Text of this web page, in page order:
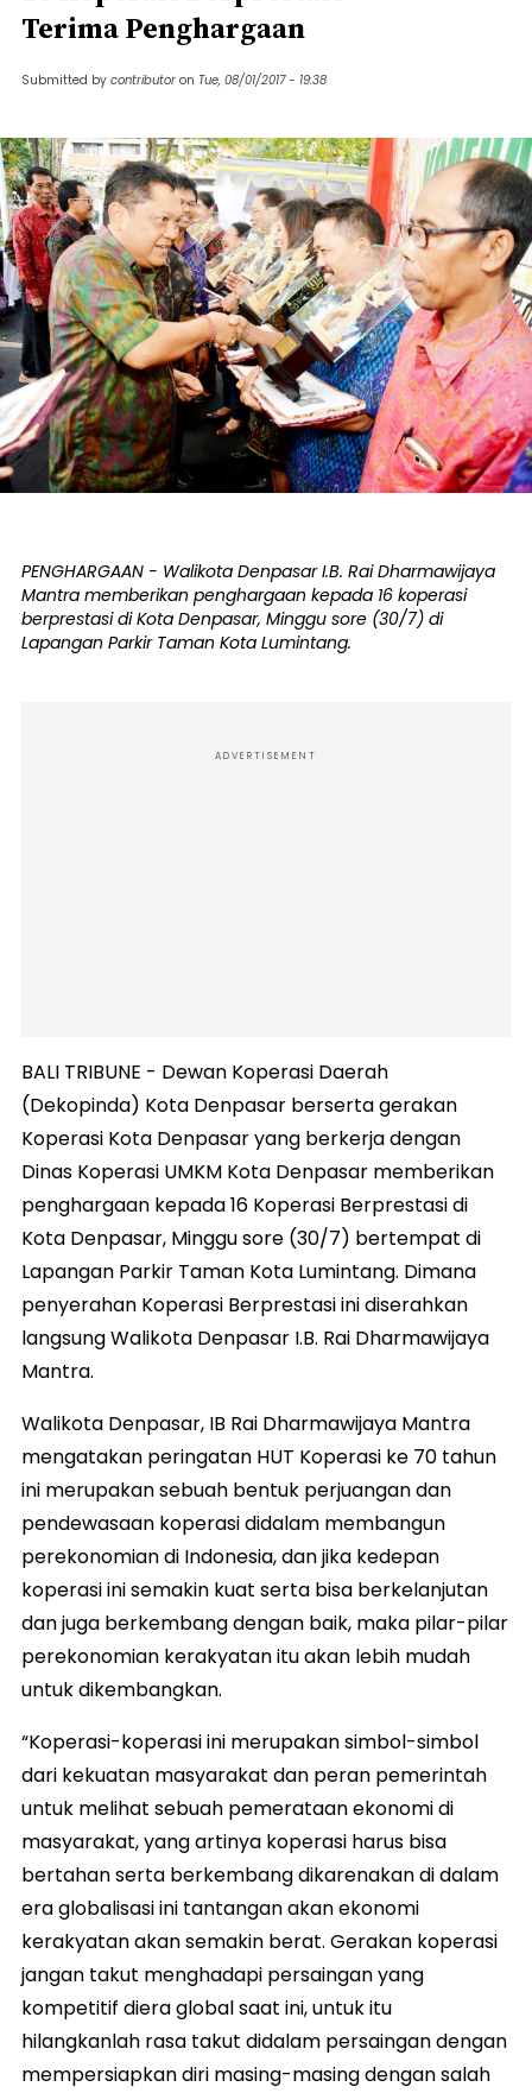
Terima Penghargaan
Submitted by contributor on Tue, 08/01/2017 - 19:38
PENGHARGAAN - Walikota Denpasar I.B. Rai Dharmawijaya
Mantra memberikan penghargaan kepada 16 koperasi
berprestasi di Kota Denpasar, Minggu sore (30/7) di
Lapangan Parkir Taman Kota Lumintang.
ADVERTISEMENT
BALI TRIBUNE - Dewan Koperasi Daerah
(Dekopinda) Kota Denpasar berserta gerakan
Koperasi Kota Denpasar yang berkerja dengan
Dinas Koperasi UMKM Kota Denpasar memberikan
penghargaan kepada 16 Koperasi Berprestasi di
Kota Denpasar, Minggu sore (30/7) bertempat di
Lapangan Parkir Taman Kota Lumintang. Dimana
penyerahan Koperasi Berprestasi ini diserahkan
langsung Walikota Denpasar I.B. Rai Dharmawijaya
Mantra.
Walikota Denpasar, IB Rai Dharmawijaya Mantra
mengatakan peringatan HUT Koperasi ke 70 tahun
ini merupakan sebuah bentuk perjuangan dan
pendewasaan koperasi didalam membangun
perekonomian di Indonesia, dan jika kedepan
koperasi ini semakin kuat serta bisa berkelanjutan
dan juga berkembang dengan baik, maka pilar-pilar
perekonomian kerakyatan itu akan lebih mudah
untuk dikembangkan.
“Koperasi-koperasi ini merupakan simbol-simbol
dari kekuatan masyarakat dan peran pemerintah
untuk melihat sebuah pemerataan ekonomi di
masyarakat, yang artinya koperasi harus bisa
bertahan serta berkembang dikarenakan di dalam
era globalisasi ini tantangan akan ekonomi
kerakyatan akan semakin berat. Gerakan koperasi
jangan takut menghadapi persaingan yang
kompetitif diera global saat ini, untuk itu
hilangkanlah rasa takut didalam persaingan dengan
mempersiapkan diri masing-masing dengan salah